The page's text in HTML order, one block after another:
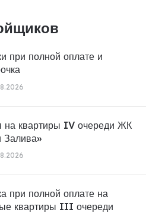
при полной оплате и
на квартиры IV очереди ЖК
Залива»
при полной оплате на
квартиры III очереди